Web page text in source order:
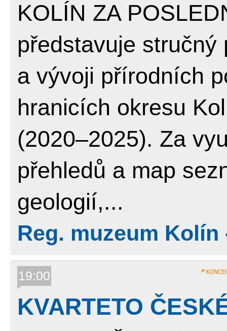
KOLÍN ZA
představuje
a vývoji přírodních
hranicích okresu
(2020–2025). Za
přehledů a map
geologií,...
Reg. muzeum
19:00
KVARTETO